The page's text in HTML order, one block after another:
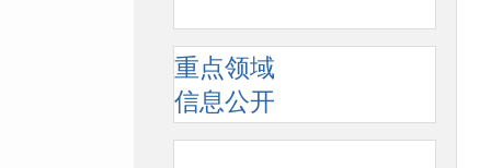
重点领域
信息公开